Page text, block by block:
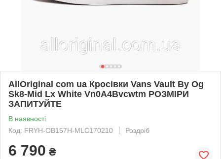
AllOriginal com ua Кросівки Vans Vault By Og
Sk8-Mid Lx White Vn0A4Bvcwtm РОЗМІРИ
ЗАПИТУЙТЕ
В наявності
Код: FRYH-OB157H-MLC170210
Роздріб
6 790 ₴